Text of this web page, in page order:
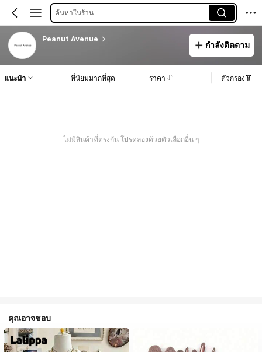
ค้นหาในร้าน
Peanut Avenue
กำลังติดตาม
แนะนำ ที่นิยมมากที่สุด ราคา ตัวกรอง
ไม่มีสินค้าที่ตรงกัน โปรดลองด้วยตัวเลือกอื่น ๆ
คุณอาจชอบ